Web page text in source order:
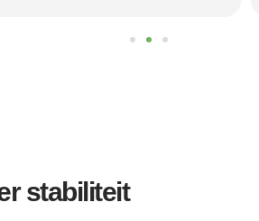
stabiliteit